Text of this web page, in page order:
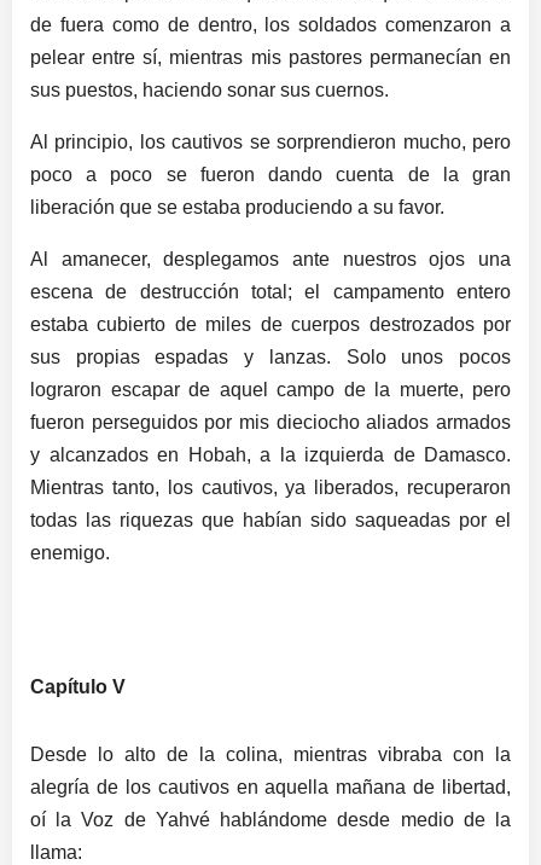
de fuera como de dentro, los soldados comenzaron a
pelear entre sí, mientras mis pastores permanecían en
sus puestos, haciendo sonar sus cuernos.
Al principio, los cautivos se sorprendieron mucho, pero
poco a poco se fueron dando cuenta de la gran
liberación que se estaba produciendo a su favor.
Al amanecer, desplegamos ante nuestros ojos una
escena de destrucción total; el campamento entero
estaba cubierto de miles de cuerpos destrozados por
sus propias espadas y lanzas. Solo unos pocos
lograron escapar de aquel campo de la muerte, pero
fueron perseguidos por mis dieciocho aliados armados
y alcanzados en Hobah, a la izquierda de Damasco.
Mientras tanto, los cautivos, ya liberados, recuperaron
todas las riquezas que habían sido saqueadas por el
enemigo.
Capítulo V
Desde lo alto de la colina, mientras vibraba con la
alegría de los cautivos en aquella mañana de libertad,
oí la Voz de Yahvé hablándome desde medio de la
llama: